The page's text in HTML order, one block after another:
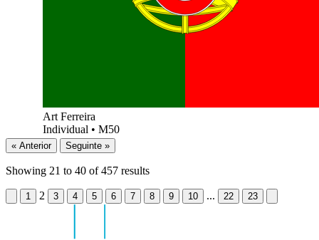
Art Ferreira
Individual • M50
« Anterior Seguinte »
Showing 21 to 40 of 457 results
1 2 3 4 5 6 7 8 9 10 ... 22 23